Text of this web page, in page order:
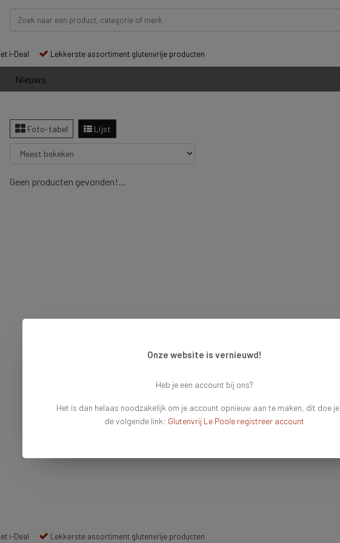
i-Deal Lekkerste assortiment glutenvrije producten
Nieuws
Foto-tabel Lijst
Geen producten gevonden!...
i-Deal Lekkerste assortiment glutenvrije producten
Onze website is vernieuwd!
Heb je een account bij ons?
Het is dan helaas noodzakelijk om je account opnieuw aan te maken, dit doe
de volgende link: Glutenvrij Le Poole registreer account